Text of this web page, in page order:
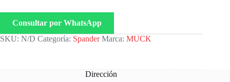
Consultar por WhatsApp
SKU: N/D Categoría: Spander Marca: MUCK
Dirección